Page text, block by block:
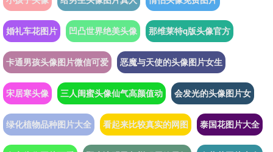
婚礼车花图片 凹凸世界绝美头像 那维莱特q版头像官方
卡通男孩头像图片微信可爱 恶魔与天使的头像图片女生
宋居寒头像 三人闺蜜头像仙气高颜值动 会发光的头像图片女
绿化植物品种图片大全 看起来比较真实的网图 泰国花图片大全